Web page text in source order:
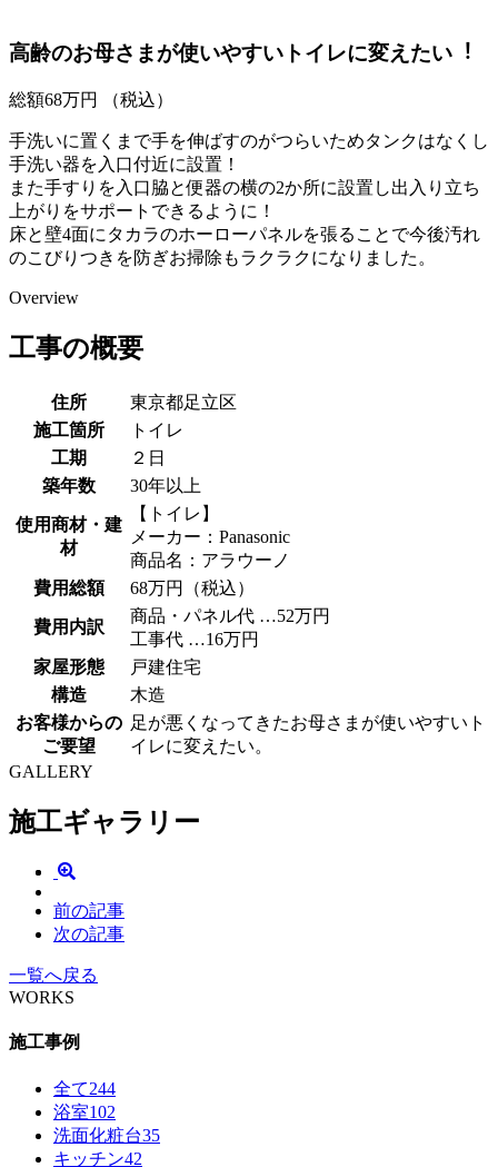
⾼齢のお⺟さまが使いやすいトイレに変えたい︕
総額68万円 （税込）
手洗いに置くまで手を伸ばすのがつらいためタンクはなくし
手洗い器を入口付近に設置！
また手すりを入口脇と便器の横の2か所に設置し出入り立ち
上がりをサポートできるように！
床と壁4面にタカラのホーローパネルを張ることで今後汚れ
のこびりつきを防ぎお掃除もラクラクになりました。
Overview
工事の概要
住所
東京都足立区
施工箇所
トイレ
工期
２日
築年数
30年以上
使用商材・建
材
【トイレ】
メーカー：Panasonic
商品名：アラウーノ
費用総額
68万円（税込）
費用内訳
商品・パネル代 …52万円
工事代 …16万円
家屋形態
戸建住宅
構造
木造
お客様からの
ご要望
足が悪くなってきたお母さまが使いやすいト
イレに変えたい。
GALLERY
施工ギャラリー
前の記事
次の記事
一覧へ戻る
WORKS
施工事例
全て244
浴室102
洗面化粧台35
キッチン42